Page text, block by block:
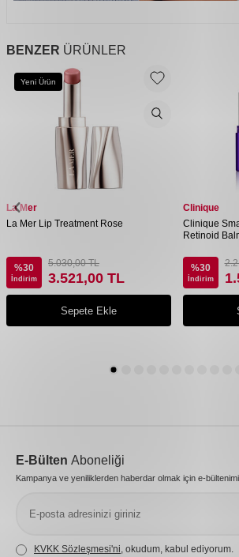
BENZER ÜRÜNLER
Yeni Ürün
La Mer
La Mer Lip Treatment Rose
%30
İndirim
5.030,00TL
3.521,00 TL
Sepete Ekle
Clinique
Clinique
Retinoid
%30
İndirim
E-Bülten Aboneliği
Kampanya ve yeniliklerden haberdar olmak için e-
KVKK Sözleşmesi'ni, okudum, kabul ediyorum.